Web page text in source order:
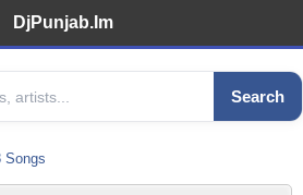
DjPunjab.Im
Search
Songs